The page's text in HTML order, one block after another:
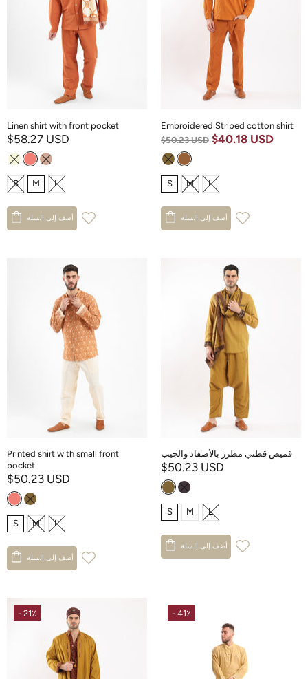
Linen shirt with front pocket
$58.27 USD
S M L
أضف إلى السلة
Embroidered Striped cotton shirt
$50.23 USD $40.18 USD
S M L
أضف إلى السلة
Printed shirt with small front
pocket
$50.23 USD
S M L
أضف إلى السلة
قميص قطني مطرز بالأصفاد والجيب
$50.23 USD
S M L
أضف إلى السلة
- 21٪ - 41٪